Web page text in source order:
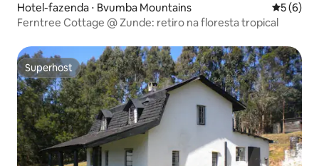
Hotel-fazenda ⋅ Bvumba Mountains 5 de
5 (6)
Ferntree Cottage @ Zunde: retiro na floresta tropical
Superhost
Superhost